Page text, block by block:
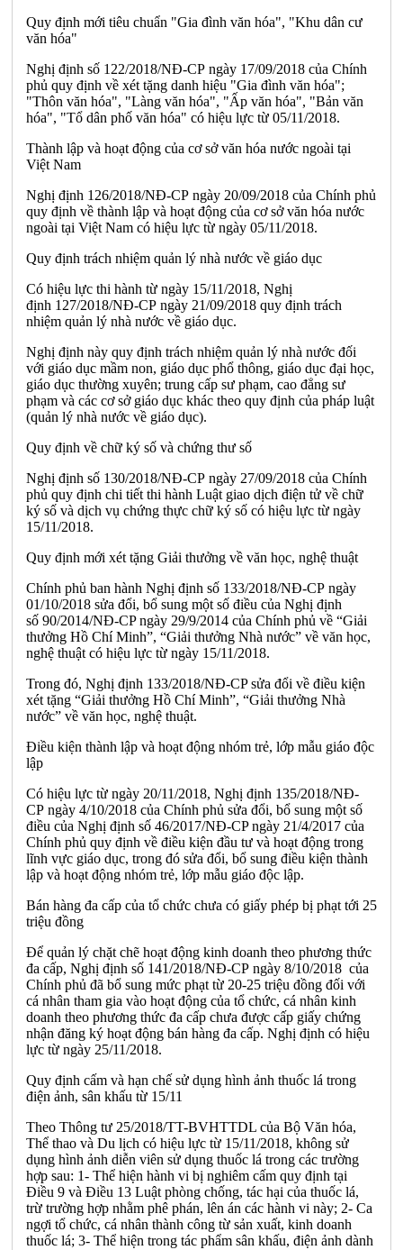
Quy định mới tiêu chuẩn "Gia đình văn hóa", "Khu dân cư
văn hóa"
Nghị định số 122/2018/NĐ-CP ngày 17/09/2018 của Chính
phủ quy định về xét tặng danh hiệu "Gia đình văn hóa";
"Thôn văn hóa", "Làng văn hóa", "Ấp văn hóa", "Bản văn
hóa", "Tổ dân phố văn hóa" có hiệu lực từ 05/11/2018.
Thành lập và hoạt động của cơ sở văn hóa nước ngoài tại
Việt Nam
Nghị định 126/2018/NĐ-CP ngày 20/09/2018 của Chính phủ
quy định về thành lập và hoạt động của cơ sở văn hóa nước
ngoài tại Việt Nam có hiệu lực từ ngày 05/11/2018.
Quy định trách nhiệm quản lý nhà nước về giáo dục
Có hiệu lực thi hành từ ngày 15/11/2018, Nghị
định 127/2018/NĐ-CP ngày 21/09/2018 quy định trách
nhiệm quản lý nhà nước về giáo dục.
Nghị định này quy định trách nhiệm quản lý nhà nước đối
với giáo dục mầm non, giáo dục phổ thông, giáo dục đại học,
giáo dục thường xuyên; trung cấp sư phạm, cao đẳng sư
phạm và các cơ sở giáo dục khác theo quy định của pháp luật
(quản lý nhà nước về giáo dục).
Quy định về chữ ký số và chứng thư số
Nghị định số 130/2018/NĐ-CP ngày 27/09/2018 của Chính
phủ quy định chi tiết thi hành Luật giao dịch điện tử về chữ
ký số và dịch vụ chứng thực chữ ký số có hiệu lực từ ngày
15/11/2018.
Quy định mới xét tặng Giải thưởng về văn học, nghệ thuật
Chính phủ ban hành Nghị định số 133/2018/NĐ-CP ngày
01/10/2018 sửa đổi, bổ sung một số điều của Nghị định
số 90/2014/NĐ-CP ngày 29/9/2014 của Chính phủ về “Giải
thưởng Hồ Chí Minh”, “Giải thưởng Nhà nước” về văn học,
nghệ thuật có hiệu lực từ ngày 15/11/2018.
Trong đó, Nghị định 133/2018/NĐ-CP sửa đổi về điều kiện
xét tặng “Giải thưởng Hồ Chí Minh”, “Giải thưởng Nhà
nước” về văn học, nghệ thuật.
Điều kiện thành lập và hoạt động nhóm trẻ, lớp mẫu giáo độc
lập
Có hiệu lực từ ngày 20/11/2018, Nghị định 135/2018/NĐ-
CP ngày 4/10/2018 của Chính phủ sửa đổi, bổ sung một số
điều của Nghị định số 46/2017/NĐ-CP ngày 21/4/2017 của
Chính phủ quy định về điều kiện đầu tư và hoạt động trong
lĩnh vực giáo dục, trong đó sửa đổi, bổ sung điều kiện thành
lập và hoạt động nhóm trẻ, lớp mẫu giáo độc lập.
Bán hàng đa cấp của tổ chức chưa có giấy phép bị phạt tới 25
triệu đồng
Để quản lý chặt chẽ hoạt động kinh doanh theo phương thức
đa cấp, Nghị định số 141/2018/NĐ-CP ngày 8/10/2018 của
Chính phủ đã bổ sung mức phạt từ 20-25 triệu đồng đối với
cá nhân tham gia vào hoạt động của tổ chức, cá nhân kinh
doanh theo phương thức đa cấp chưa được cấp giấy chứng
nhận đăng ký hoạt động bán hàng đa cấp. Nghị định có hiệu
lực từ ngày 25/11/2018.
Quy định cấm và hạn chế sử dụng hình ảnh thuốc lá trong
điện ảnh, sân khấu từ 15/11
Theo Thông tư 25/2018/TT-BVHTTDL của Bộ Văn hóa,
Thể thao và Du lịch có hiệu lực từ 15/11/2018, không sử
dụng hình ảnh diễn viên sử dụng thuốc lá trong các trường
hợp sau: 1- Thể hiện hành vi bị nghiêm cấm quy định tại
Điều 9 và Điều 13 Luật phòng chống, tác hại của thuốc lá,
trừ trường hợp nhằm phê phán, lên án các hành vi này; 2- Ca
ngợi tổ chức, cá nhân thành công từ sản xuất, kinh doanh
thuốc lá; 3- Thể hiện trong tác phẩm sân khấu, điện ảnh dành